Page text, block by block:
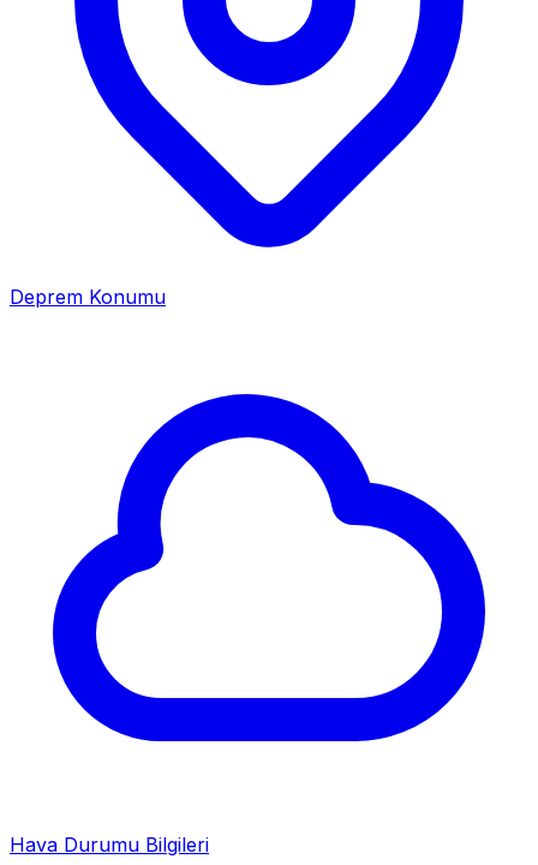
Deprem Konumu
Hava Durumu Bilgileri